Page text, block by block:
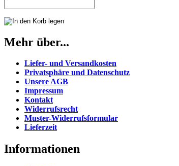
Mehr über...
Liefer- und Versandkosten
Privatsphäre und Datenschutz
Unsere AGB
Impressum
Kontakt
Widerrufsrecht
Muster-Widerrufsformular
Lieferzeit
Informationen